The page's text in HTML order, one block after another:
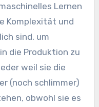
Lernen
Komplexität und
sind, um
die Produktion zu
weil sie die
(noch schlimmer)
obwohl sie es